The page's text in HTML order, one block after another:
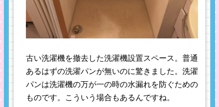
古い洗濯機を撤去した洗濯機設置スペース。普通
あるはずの洗濯パンが無いのに驚きました。洗濯
パンは洗濯機の万が一の時の水漏れを防ぐための
ものです。こういう場合もあるんですね。